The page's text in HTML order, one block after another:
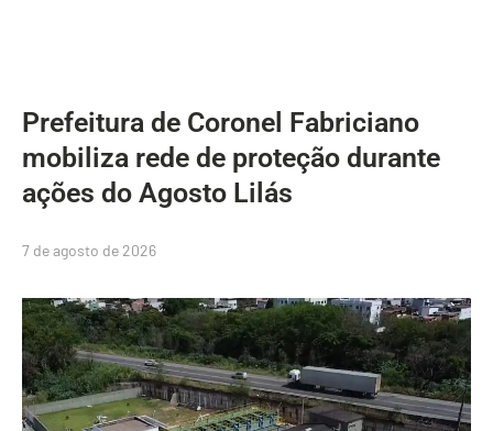
Prefeitura de Coronel Fabriciano
mobiliza rede de proteção durante
ações do Agosto Lilás
7 de agosto de 2026